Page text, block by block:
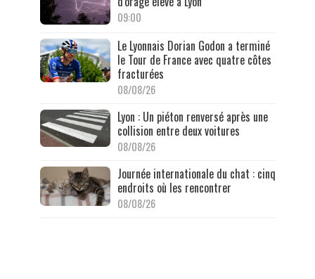
09:00
Le Lyonnais Dorian Godon a terminé
le Tour de France avec quatre côtes
fracturées
08/08/26
Lyon : Un piéton renversé après une
collision entre deux voitures
08/08/26
Journée internationale du chat : cinq
endroits où les rencontrer
08/08/26